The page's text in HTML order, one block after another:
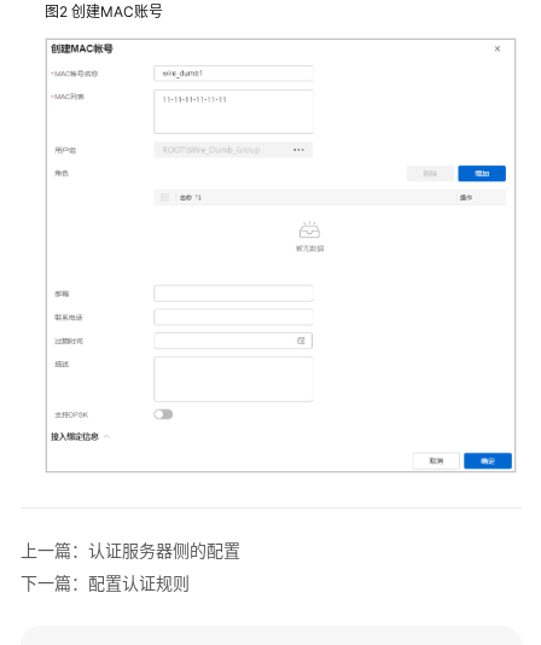
火
墙
+核
场
景
心
交
图2 创建MAC账号
上一篇：认证服务器侧的配置
下一篇：配置认证规则